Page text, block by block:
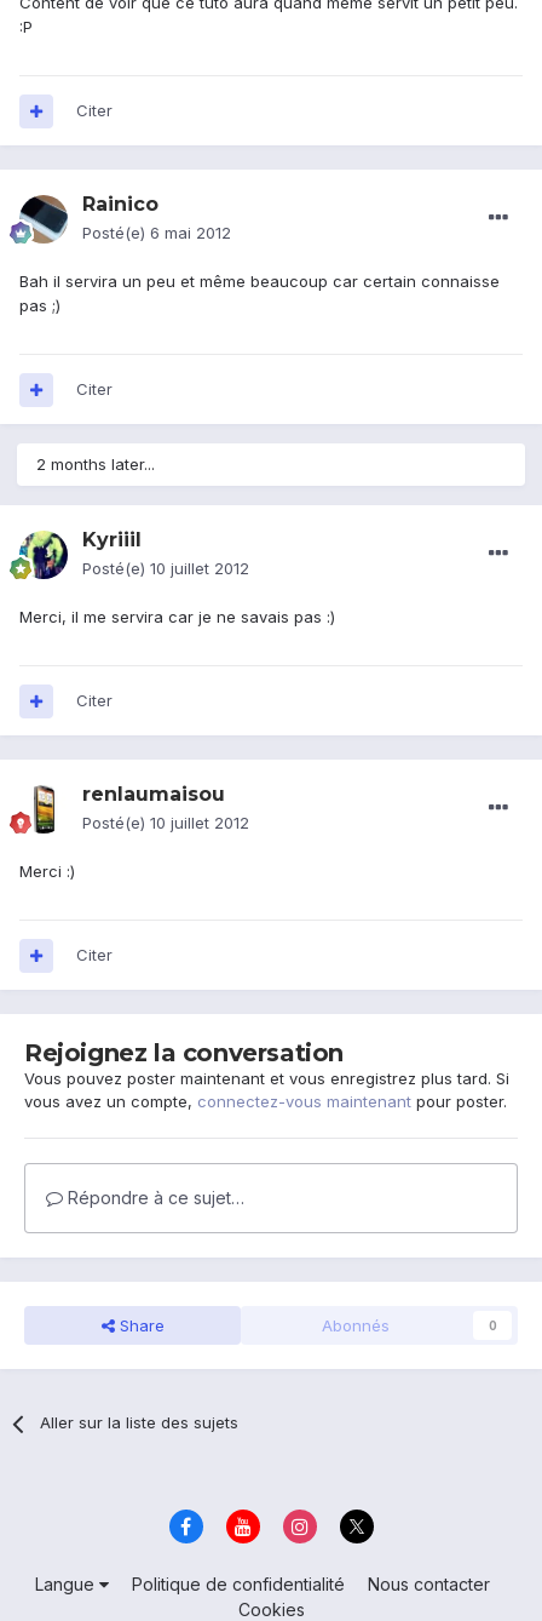
:P
Citer
Rainico
Posté(e) 6 mai 2012
Bah il servira un peu et même beaucoup car certain connaisse
pas ;)
Citer
2 months later...
Kyriiil
Posté(e) 10 juillet 2012
Merci, il me servira car je ne savais pas :)
Citer
renlaumaisou
Posté(e) 10 juillet 2012
Merci :)
Citer
Rejoignez la conversation
Vous pouvez poster maintenant et vous enregistrez plus tard. Si
vous avez un compte, connectez-vous maintenant pour poster.
Répondre à ce sujet…
Share Abonnés 0
Aller sur la liste des sujets
Langue Politique de confidentialité
Nous contacter
Cookies